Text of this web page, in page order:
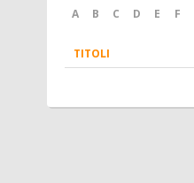
A B C D E F
TITOLI